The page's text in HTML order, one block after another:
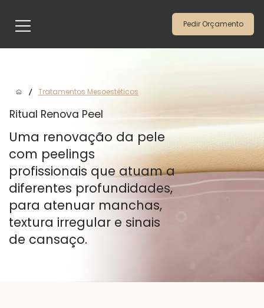
Pedir Orçamento
/ Tratamentos Mesoestéticos
Ritual Renova Peel
Uma renovação da pele
com peelings
profissionais que atuam a
diferentes profundidades,
para atenuar manchas,
textura irregular e sinais
de cansaço.